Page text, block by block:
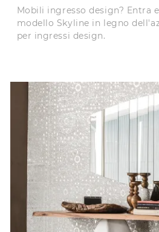
Mobili ingresso design? Entra
modello Skyline in legno
per ingressi design.